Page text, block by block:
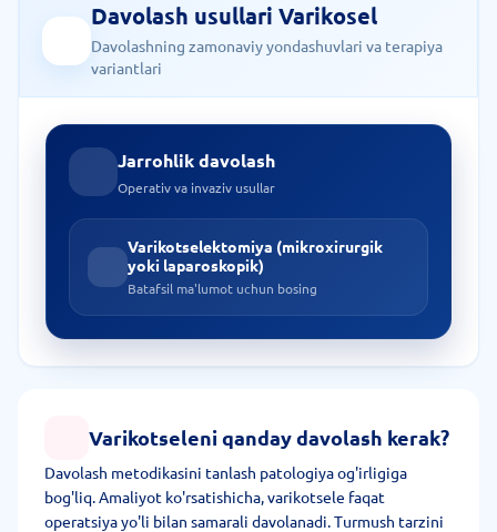
Davolash usullari Varikosel
Davolashning zamonaviy yondashuvlari va terapiya
variantlari
Jarrohlik davolash
Operativ va invaziv usullar
Varikotselektomiya (mikroxirurgik
yoki laparoskopik)
Batafsil ma'lumot uchun bosing
Varikotseleni qanday davolash kerak?
Davolash metodikasini tanlash patologiya og'irligiga
bog'liq. Amaliyot ko'rsatishicha, varikotsele faqat
operatsiya yo'li bilan samarali davolanadi. Turmush tarzini